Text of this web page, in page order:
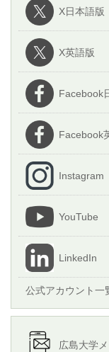
X日本語版
X英語版
Facebook
Facebook
Instagram
YouTube
LinkedIn
公式アカウント一
広島大学